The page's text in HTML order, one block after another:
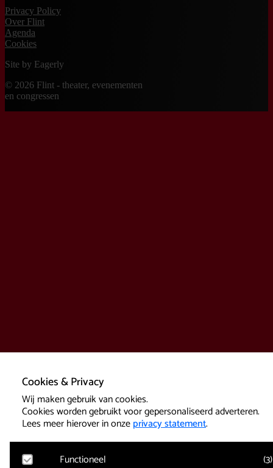
Cookies & Privacy
Wij maken gebruik van cookies.
Cookies worden gebruikt voor gepersonaliseerd adverteren.
Lees meer hierover in onzeprivacy statement.
Functioneel (3)
Privacy Policy
Over Flint
Agenda
Cookies
Site by Eagerly
© 2026 Flint - theater, evenementen
en congressen